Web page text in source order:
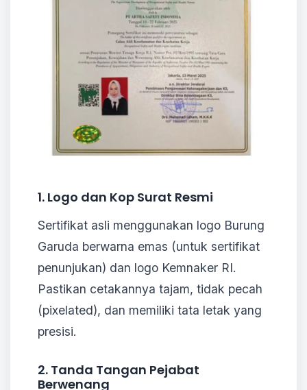
1. Logo dan Kop Surat Resmi
Sertifikat asli menggunakan logo Burung
Garuda berwarna emas (untuk sertifikat
penunjukan) dan logo Kemnaker RI.
Pastikan cetakannya tajam, tidak pecah
(pixelated), dan memiliki tata letak yang
presisi.
2. Tanda Tangan Pejabat
Berwenang